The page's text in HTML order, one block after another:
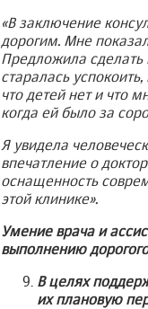
«В заключение
дорогим. Мне
Предложила сделать
старалась
что детей нет и что
когда ей было за
Я увидела
впечатление о
оснащенность
этой клинике».
Умение врача и
выполнению
В целях
их плановую